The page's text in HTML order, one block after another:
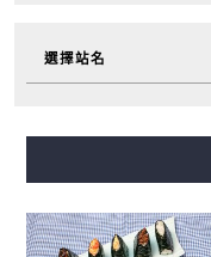
選擇站名